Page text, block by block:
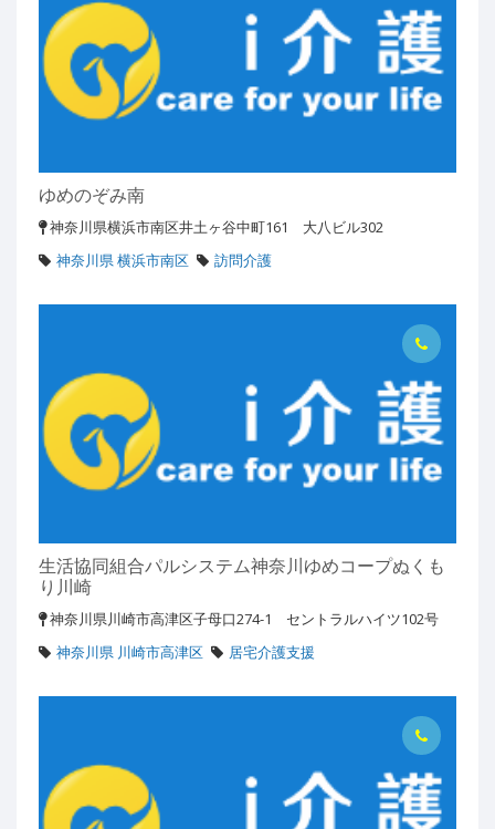
ゆめのぞみ南
神奈川県横浜市南区井土ヶ谷中町161 大八ビル302
神奈川県 横浜市南区
訪問介護
生活協同組合パルシステム神奈川ゆめコープぬくも
り川崎
神奈川県川崎市高津区子母口274-1 セントラルハイツ102号
神奈川県 川崎市高津区
居宅介護支援